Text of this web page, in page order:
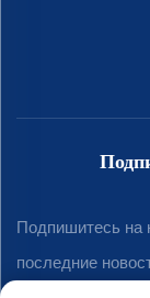
Подпишитесь на
последние